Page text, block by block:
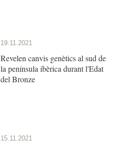
19.11.2021
Revelen canvis genètics al sud de
la península ibèrica durant l'Edat
del Bronze
15.11.2021